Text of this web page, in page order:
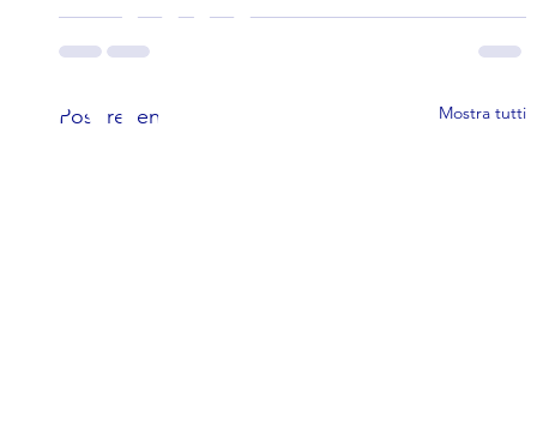
ato al
Post recenti Mostra tutti